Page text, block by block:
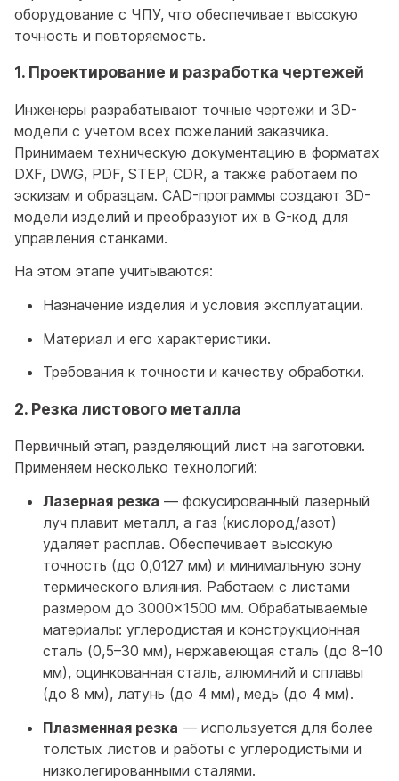
оборудование с ЧПУ, что обеспечивает высокую
точность и повторяемость.
1. Проектирование и разработка чертежей
Инженеры разрабатывают точные чертежи и 3D-
модели с учетом всех пожеланий заказчика.
Принимаем техническую документацию в форматах
DXF, DWG, PDF, STEP, CDR, а также работаем по
эскизам и образцам. CAD-программы создают 3D-
модели изделий и преобразуют их в G-код для
управления станками.
На этом этапе учитываются:
Назначение изделия и условия эксплуатации.
Материал и его характеристики.
Требования к точности и качеству обработки.
2. Резка листового металла
Первичный этап, разделяющий лист на заготовки.
Применяем несколько технологий:
Лазерная резка — фокусированный лазерный
луч плавит металл, а газ (кислород/азот)
удаляет расплав. Обеспечивает высокую
точность (до 0,0127 мм) и минимальную зону
термического влияния. Работаем с листами
размером до 3000×1500 мм. Обрабатываемые
материалы: углеродистая и конструкционная
сталь (0,5–30 мм), нержавеющая сталь (до 8–10
мм), оцинкованная сталь, алюминий и сплавы
(до 8 мм), латунь (до 4 мм), медь (до 4 мм).
Плазменная резка — используется для более
толстых листов и работы с углеродистыми и
низколегированными сталями.